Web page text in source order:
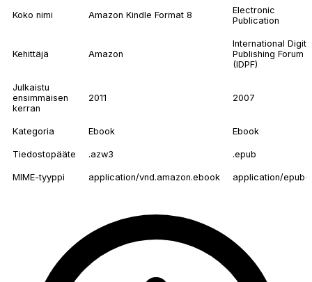
Koko nimi Amazon Kindle Format 8
Electronic
Publication
Kehittäjä Amazon
International
Publishing Forum
(IDPF)
Julkaistu
ensimmäisen
kerran
2011 2007
Kategoria Ebook Ebook
Tiedostopääte .azw3 .epub
MIME-tyyppi application/vnd.amazon.ebook application/